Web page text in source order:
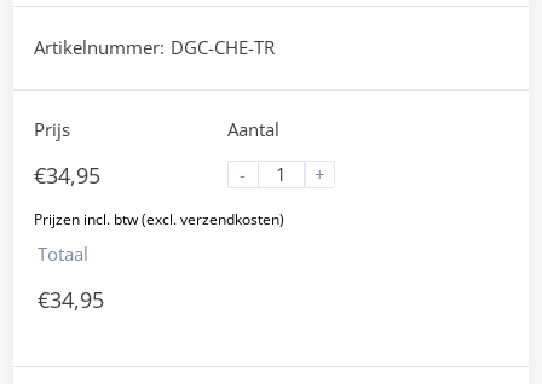
Artikelnummer: DGC-CHE-TR
Prijs
€34,95
Aantal
-
+
Totaal
€34,95